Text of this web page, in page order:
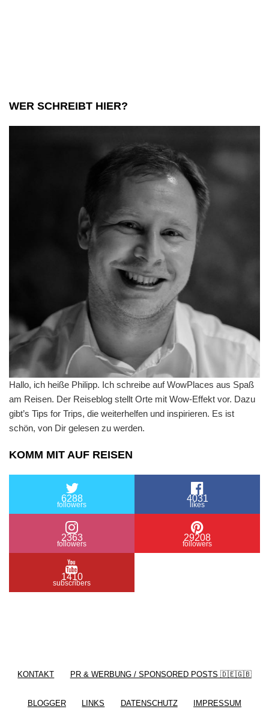
WER SCHREIBT HIER?
Hallo, ich heiße Philipp. Ich schreibe auf WowPlaces aus Spaß
am Reisen. Der Reiseblog stellt Orte mit Wow-Effekt vor. Dazu
gibt’s Tips for Trips, die weiterhelfen und inspirieren. Es ist
schön, von Dir gelesen zu werden.
KOMM MIT AUF REISEN
6288
followers
4031
likes
2363
followers
29208
followers
1410
subscribers
KONTAKT PR & WERBUNG / SPONSORED POSTS 🇩🇪🇬🇧
BLOGGER LINKS DATENSCHUTZ IMPRESSUM